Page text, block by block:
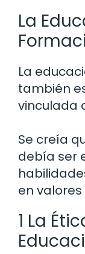
La
La
también
vinculada
Se creía
debía ser
en
1 La